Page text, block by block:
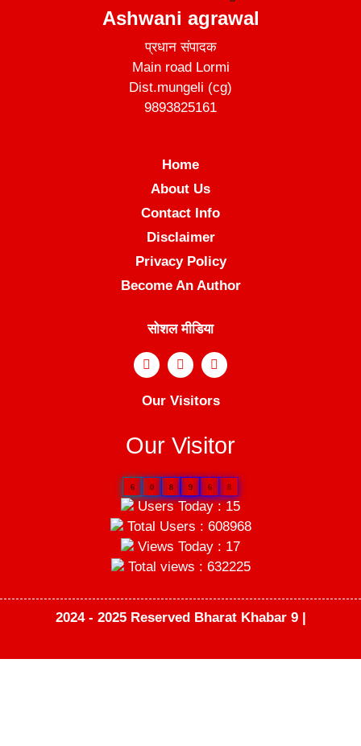
Ashwani agrawal
प्रधान संपादक
Main road Lormi
Dist.mungeli (cg)
9893825161
Home
About Us
Contact Info
Disclaimer
Privacy Policy
Become An Author
सोशल मीडिया
Our Visitors
Our Visitor
6 0 8 9 6 8
Users Today : 15
Total Users : 608968
Views Today : 17
Total views : 632225
2024 - 2025 Reserved Bharat Khabar 9 |